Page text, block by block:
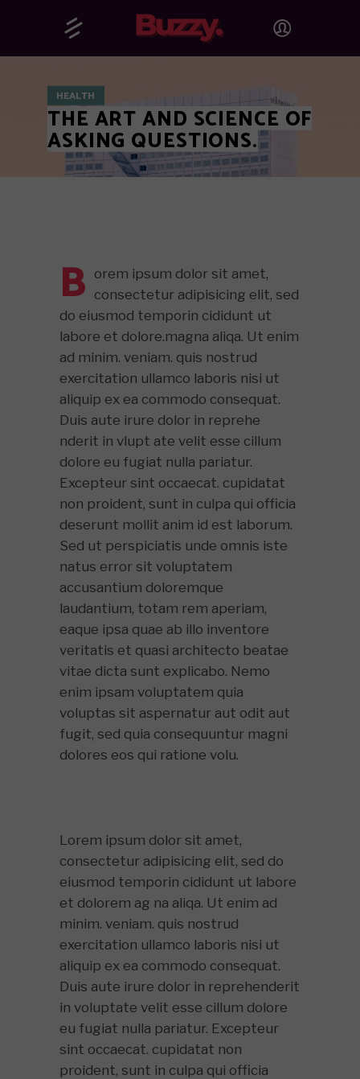
HEALTH
THE ART AND SCIENCE OF
ASKING QUESTIONS.
B orem ipsum dolor sit amet,
consectetur adipisicing elit, sed
do eiusmod temporin cididunt ut
labore et dolore.magna aliqa. Ut enim
ad minim. veniam. quis nostrud
exercitation ullamco laboris nisi ut
aliquip ex ea commodo consequat.
Duis aute irure dolor in reprehe
nderit in vlupt ate velit esse cillum
dolore eu fugiat nulla pariatur.
Excepteur sint occaecat. cupidatat
non proident, sunt in culpa qui officia
deserunt mollit anim id est laborum.
Sed ut perspiciatis unde omnis iste
natus error sit voluptatem
accusantium doloremque
laudantium, totam rem aperiam,
eaque ipsa quae ab illo inventore
veritatis et quasi architecto beatae
vitae dicta sunt explicabo. Nemo
enim ipsam voluptatem quia
voluptas sit aspernatur aut odit aut
fugit, sed quia consequuntur magni
dolores eos qui ratione volu.
Lorem ipsum dolor sit amet,
consectetur adipisicing elit, sed do
eiusmod temporin cididunt ut labore
et dolorem ag na aliqa. Ut enim ad
minim. veniam. quis nostrud
exercitation ullamco laboris nisi ut
aliquip ex ea commodo consequat.
Duis aute irure dolor in reprehenderit
in voluptate velit esse cillum dolore
eu fugiat nulla pariatur. Excepteur
sint occaecat. cupidatat non
proident, sunt in culpa qui officia